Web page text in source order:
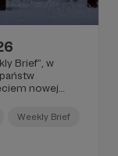
Brief”, w
nowej
Weekly Brief